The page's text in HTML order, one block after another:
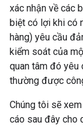
xác nhận về các
biệt có lợi khi có
hàng) yêu cầu
kiểm soát của
quan tâm đó
thường được
Chúng tôi sẽ
cáo sau đây cho